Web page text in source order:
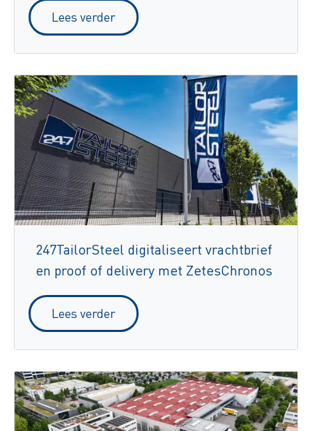
Lees verder
247TailorSteel digitaliseert vrachtbrief
en proof of delivery met ZetesChronos
Lees verder